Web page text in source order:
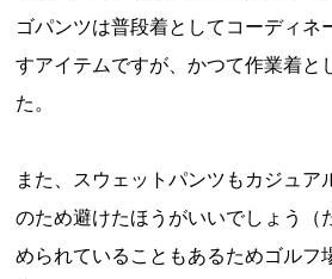
ゴパンツは普段着としてコーディネ
すアイテムですが、かつて作業着と
た。
また、スウェットパンツもカジュア
のため避けたほうがいいでしょう（
められていることもあるためゴルフ